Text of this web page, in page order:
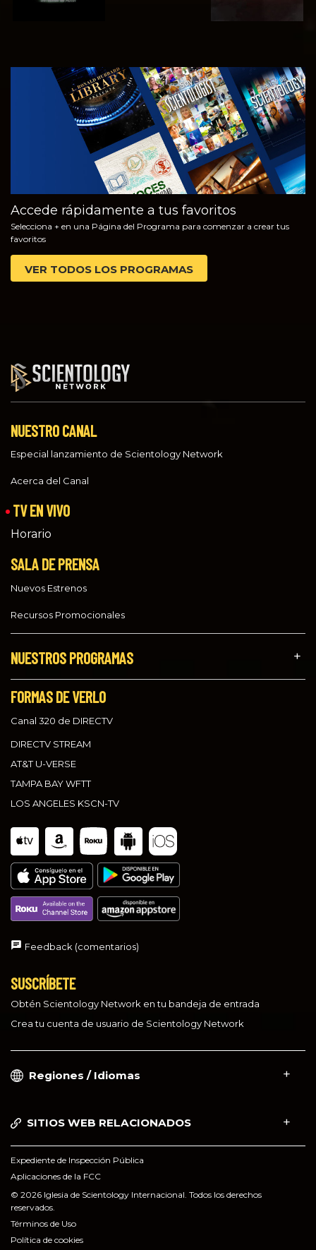
VE
EXPLORA LAS
SERIES
Accede rápidamente a tus favoritos
Selecciona + en una Página del Programa para comenzar a crear tus
favoritos
VER TODOS LOS PROGRAMAS
NUESTRO CANAL
Especial lanzamiento de Scientology Network
Acerca del Canal
TV EN VIVO
Horario
SALA DE PRENSA
Nuevos Estrenos
Recursos Promocionales
NUESTROS PROGRAMAS
FORMAS DE VERLO
Canal 320 de DIRECTV
DIRECTV STREAM
AT&T U-VERSE
TAMPA BAY WFTT
LOS ANGELES KSCN-TV
Feedback (comentarios)
SUSCRÍBETE
Obtén Scientology Network en tu bandeja de entrada
Crea tu cuenta de usuario de Scientology Network
Regiones / Idiomas
SITIOS WEB RELACIONADOS
Expediente de Inspección Pública
Aplicaciones de la FCC
© 2026 Iglesia de Scientology Internacional. Todos los derechos
reservados.
Términos de Uso
Política de cookies